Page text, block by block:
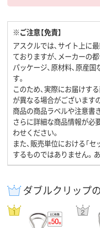
※ご注意【免責】
アスクルでは、サイト上に
ておりますが、メーカーの都
パッケージ、原材料、原産
す。
このため、実際にお届けす
が異なる場合がございます
商品の商品ラベルや注意書
さらに詳細な商品情報が必
わせください。
また、販売単位における「
するものではありません。
ダブルクリップ